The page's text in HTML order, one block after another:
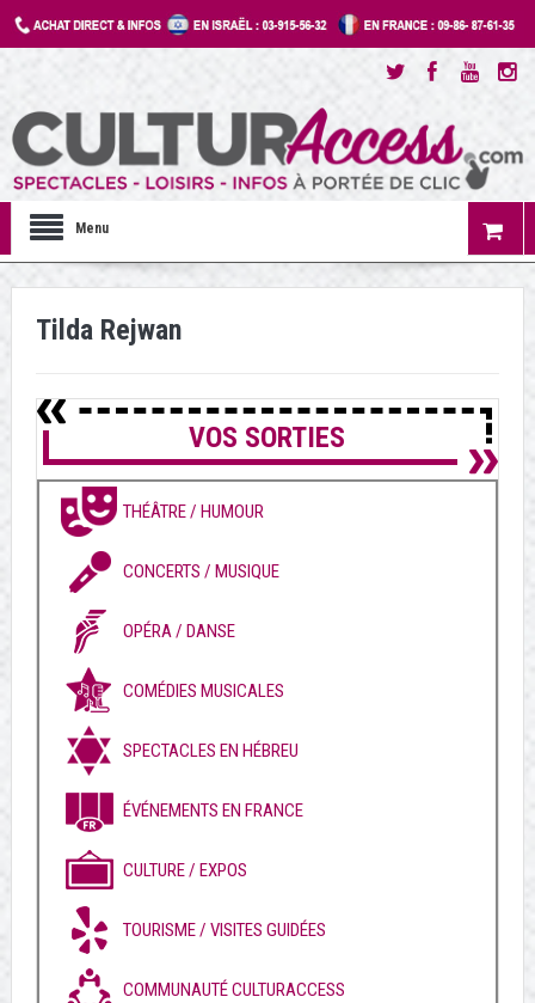
Menu
Tilda Rejwan
VOS SORTIES
THÉÂTRE / HUMOUR
CONCERTS / MUSIQUE
OPÉRA / DANSE
COMÉDIES MUSICALES
SPECTACLES EN HÉBREU
ÉVÉNEMENTS EN FRANCE
CULTURE / EXPOS
TOURISME / VISITES GUIDÉES
COMMUNAUTÉ CULTURACCESS